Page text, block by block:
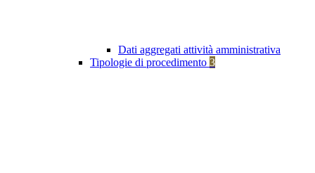
Dati aggregati attività amministrativa
Tipologie di procedimento 3